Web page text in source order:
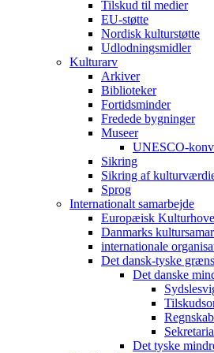
Tilskud til medier
EU-støtte
Nordisk kulturstøtte
Udlodningsmidler
Kulturarv
Arkiver
Biblioteker
Fortidsminder
Fredede bygninger
Museer
UNESCO-
Sikring
Sikring af
Sprog
Internationalt samarbejde
Europæisk
Danmarks
internationale
Det dansk-tyske
Det danske
Det tyske